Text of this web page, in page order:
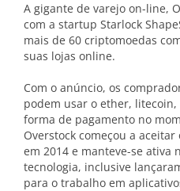
A gigante de varejo on-line,
com a startup Starlock
mais de 60 criptomoedas
suas lojas online.
Com o anúncio, os
podem usar o ether,
forma de pagamento no
Overstock começou a
em 2014 e manteve-se ativa
tecnologia, inclusive
para o trabalho em